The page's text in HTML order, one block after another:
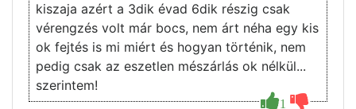
1
kiszaja azért a 3dik évad 6dik részig csak
vérengzés volt már bocs, nem árt néha egy kis
ok fejtés is mi miért és hogyan történik, nem
pedig csak az eszetlen mészárlás ok nélkül...
szerintem!